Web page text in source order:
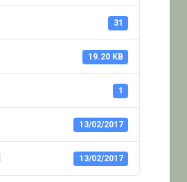
31
19.20 KB
1
13/02/2017
13/02/2017